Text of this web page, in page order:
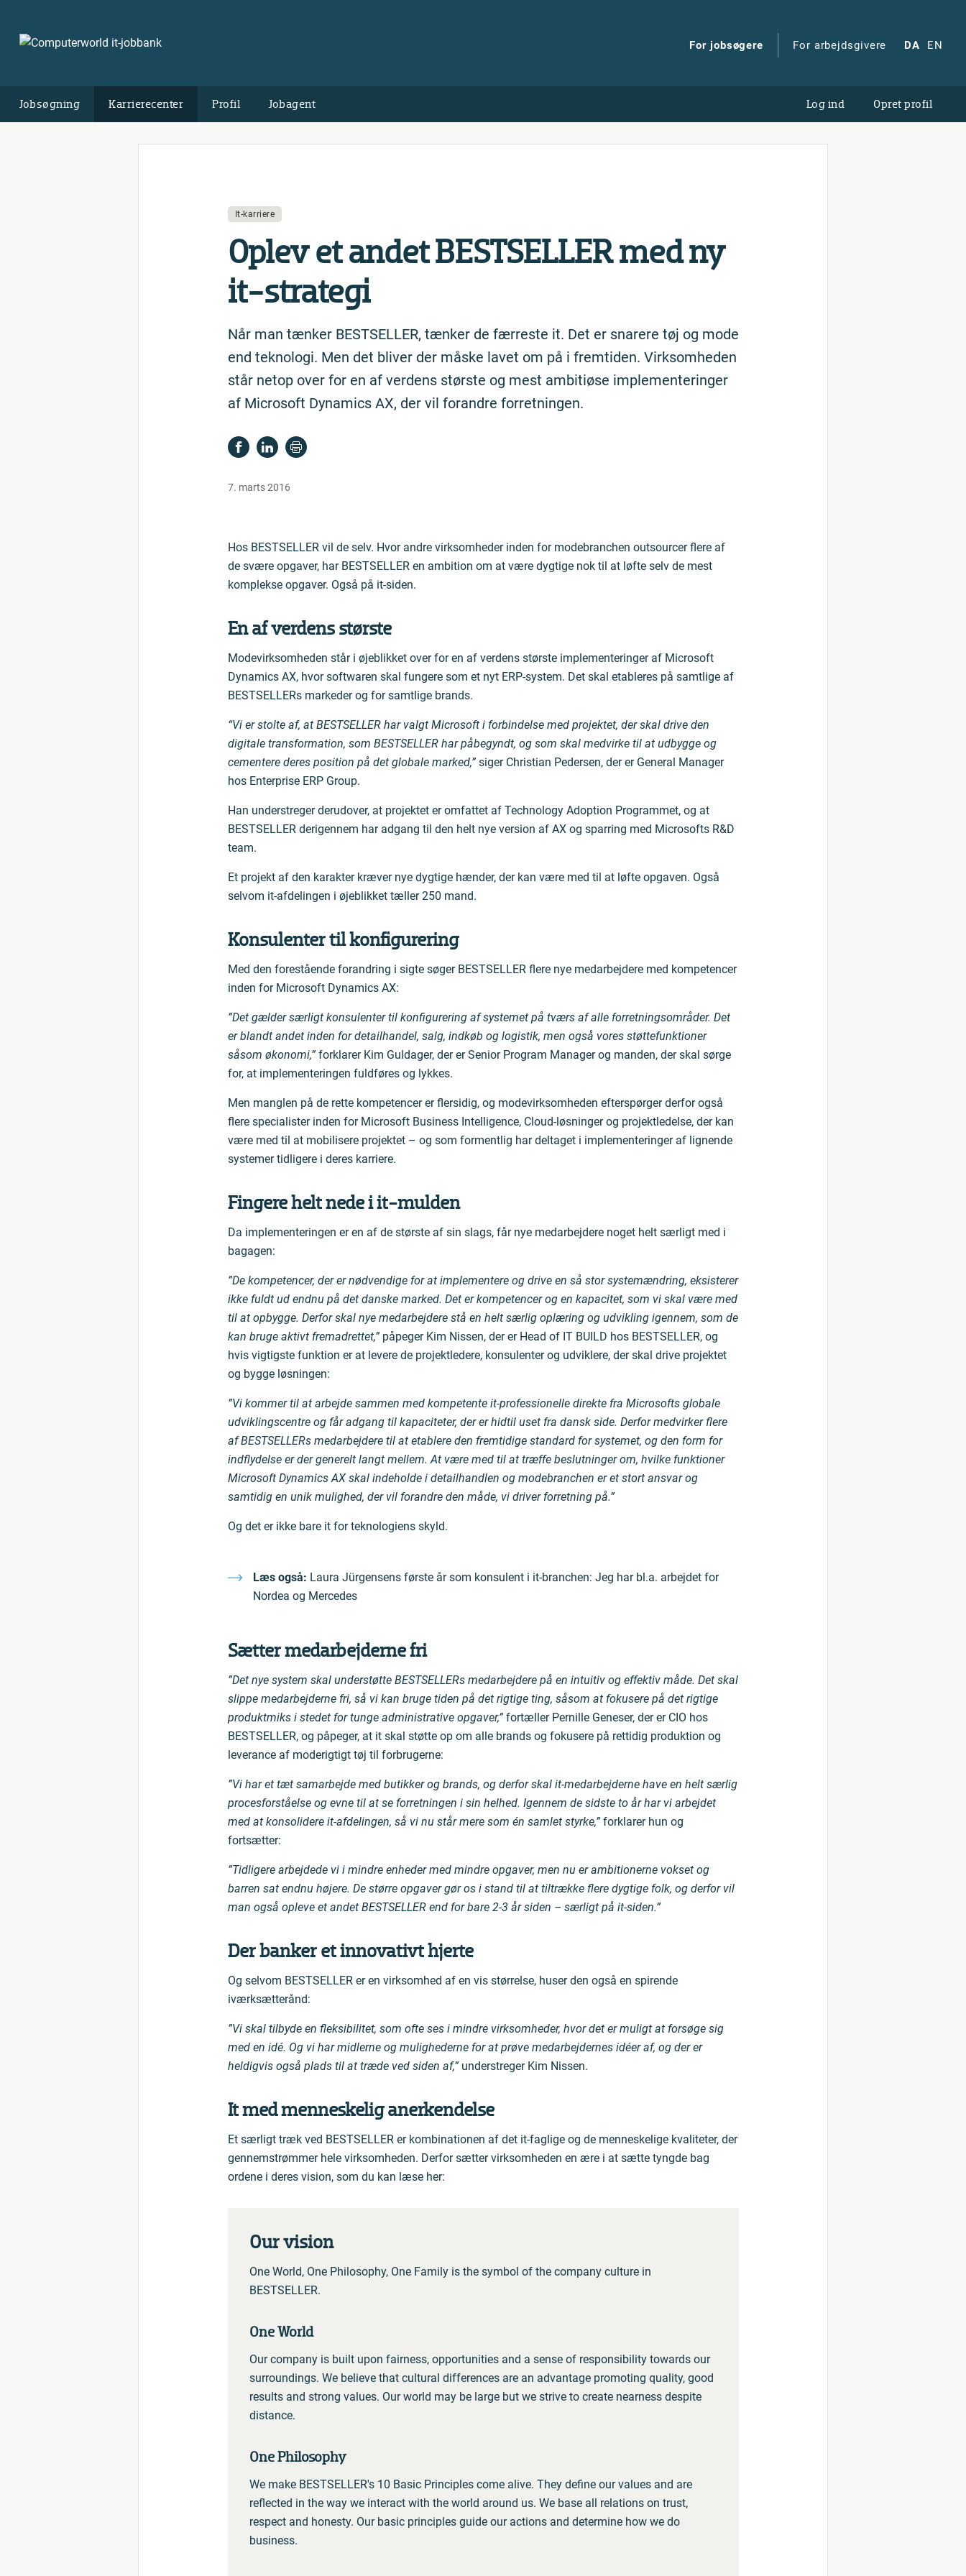
For jobsøgere For arbejdsgivere DA EN
Jobsøgning Karrierecenter Profil Jobagent Log ind Opret profil
It-karriere
Oplev et andet BESTSELLER med ny
it-strategi
Når man tænker BESTSELLER, tænker de færreste it. Det er snarere tøj og mode
end teknologi. Men det bliver der måske lavet om på i fremtiden. Virksomheden
står netop over for en af verdens største og mest ambitiøse implementeringer
af Microsoft Dynamics AX, der vil forandre forretningen.
7. marts 2016
Hos BESTSELLER vil de selv. Hvor andre virksomheder inden for modebranchen outsourcer flere af
de svære opgaver, har BESTSELLER en ambition om at være dygtige nok til at løfte selv de mest
komplekse opgaver. Også på it-siden.
En af verdens største
Modevirksomheden står i øjeblikket over for en af verdens største implementeringer af Microsoft
Dynamics AX, hvor softwaren skal fungere som et nyt ERP-system. Det skal etableres på samtlige af
BESTSELLERs markeder og for samtlige brands.
“Vi er stolte af, at BESTSELLER har valgt Microsoft i forbindelse med projektet, der skal drive den
digitale transformation, som BESTSELLER har påbegyndt, og som skal medvirke til at udbygge og
cementere deres position på det globale marked,”siger Christian Pedersen, der er General Manager
hos Enterprise ERP Group.
Han understreger derudover, at projektet er omfattet af Technology Adoption Programmet, og at
BESTSELLER derigennem har adgang til den helt nye version af AX og sparring med Microsofts R&D
team.
Et projekt af den karakter kræver nye dygtige hænder, der kan være med til at løfte opgaven. Også
selvom it-afdelingen i øjeblikket tæller 250 mand.
Konsulenter til konfigurering
Med den forestående forandring i sigte søger BESTSELLER flere nye medarbejdere med kompetencer
inden for Microsoft Dynamics AX:
”Det gælder særligt konsulenter til konfigurering af systemet på tværs af alle forretningsområder. Det
er blandt andet inden for detailhandel, salg, indkøb og logistik, men også vores støttefunktioner
såsom økonomi,”forklarer Kim Guldager, der er Senior Program Manager og manden, der skal sørge
for, at implementeringen fuldføres og lykkes.
Men manglen på de rette kompetencer er flersidig, og modevirksomheden efterspørger derfor også
flere specialister inden for Microsoft Business Intelligence, Cloud-løsninger og projektledelse, der kan
være med til at mobilisere projektet – og som formentlig har deltaget i implementeringer af lignende
systemer tidligere i deres karriere.
Fingere helt nede i it-mulden
Da implementeringen er en af de største af sin slags, får nye medarbejdere noget helt særligt med i
bagagen:
”De kompetencer, der er nødvendige for at implementere og drive en så stor systemændring, eksisterer
ikke fuldt ud endnu på det danske marked. Det er kompetencer og en kapacitet, som vi skal være med
til at opbygge. Derfor skal nye medarbejdere stå en helt særlig oplæring og udvikling igennem, som de
kan bruge aktivt fremadrettet,”påpeger Kim Nissen, der er Head of IT BUILD hos BESTSELLER, og
hvis vigtigste funktion er at levere de projektledere, konsulenter og udviklere, der skal drive projektet
og bygge løsningen:
”Vi kommer til at arbejde sammen med kompetente it-professionelle direkte fra Microsofts globale
udviklingscentre og får adgang til kapaciteter, der er hidtil uset fra dansk side. Derfor medvirker flere
af BESTSELLERs medarbejdere til at etablere den fremtidige standard for systemet, og den form for
indflydelse er der generelt langt mellem. At være med til at træffe beslutninger om, hvilke funktioner
Microsoft Dynamics AX skal indeholde i detailhandlen og modebranchen er et stort ansvar og
samtidig en unik mulighed, der vil forandre den måde, vi driver forretning på.”
Og det er ikke bare it for teknologiens skyld.
Læs også: Laura Jürgensens første år som konsulent i it-branchen: Jeg har bl.a. arbejdet for
Nordea og Mercedes
Sætter medarbejderne fri
”Det nye system skal understøtte BESTSELLERs medarbejdere på en intuitiv og effektiv måde. Det skal
slippe medarbejderne fri, så vi kan bruge tiden på det rigtige ting, såsom at fokusere på det rigtige
produktmiks i stedet for tunge administrative opgaver,”fortæller Pernille Geneser, der er CIO hos
BESTSELLER, og påpeger, at it skal støtte op om alle brands og fokusere på rettidig produktion og
leverance af moderigtigt tøj til forbrugerne:
”Vi har et tæt samarbejde med butikker og brands, og derfor skal it-medarbejderne have en helt særlig
procesforståelse og evne til at se forretningen i sin helhed. Igennem de sidste to år har vi arbejdet
med at konsolidere it-afdelingen, så vi nu står mere som én samlet styrke,”forklarer hun og
fortsætter:
”Tidligere arbejdede vi i mindre enheder med mindre opgaver, men nu er ambitionerne vokset og
barren sat endnu højere. De større opgaver gør os i stand til at tiltrække flere dygtige folk, og derfor vil
man også opleve et andet BESTSELLER end for bare 2-3 år siden – særligt på it-siden.”
Der banker et innovativt hjerte
Og selvom BESTSELLER er en virksomhed af en vis størrelse, huser den også en spirende
iværksætterånd:
”Vi skal tilbyde en fleksibilitet, som ofte ses i mindre virksomheder, hvor det er muligt at forsøge sig
med en idé. Og vi har midlerne og mulighederne for at prøve medarbejdernes idéer af, og der er
heldigvis også plads til at træde ved siden af,”understreger Kim Nissen.
It med menneskelig anerkendelse
Et særligt træk ved BESTSELLER er kombinationen af det it-faglige og de menneskelige kvaliteter, der
gennemstrømmer hele virksomheden. Derfor sætter virksomheden en ære i at sætte tyngde bag
ordene i deres vision, som du kan læse her:
Our vision
One World, One Philosophy, One Family is the symbol of the company culture in
BESTSELLER.
One World
Our company is built upon fairness, opportunities and a sense of responsibility towards our
surroundings. We believe that cultural differences are an advantage promoting quality, good
results and strong values. Our world may be large but we strive to create nearness despite
distance.
One Philosophy
We make BESTSELLER's 10 Basic Principles come alive. They define our values and are
reflected in the way we interact with the world around us. We base all relations on trust,
respect and honesty. Our basic principles guide our actions and determine how we do
business.